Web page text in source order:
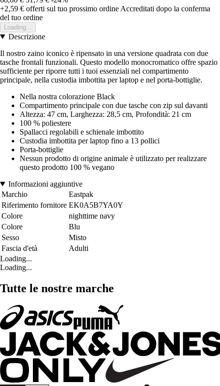
+2,59 € offerti sul tuo prossimo ordine Accreditati dopo la conferma
del tuo ordine
Loading...
Descrizione
Il nostro zaino iconico è ripensato in una versione quadrata con due
tasche frontali funzionali. Questo modello monocromatico offre spazio
sufficiente per riporre tutti i tuoi essenziali nel compartimento
principale, nella custodia imbottita per laptop e nel porta-bottiglie.
Nella nostra colorazione Black
Compartimento principale con due tasche con zip sul davanti
Altezza: 47 cm, Larghezza: 28,5 cm, Profondità: 21 cm
100 % poliestere
Spallacci regolabili e schienale imbottito
Custodia imbottita per laptop fino a 13 pollici
Porta-bottiglie
Nessun prodotto di origine animale è utilizzato per realizzare
questo prodotto 100 % vegano
Informazioni aggiuntive
Marchio
Eastpak
Riferimento fornitore EK0A5B7YA0Y
Colore
nighttime navy
Colore
Blu
Sesso
Misto
Fascia d'età
Adulti
Loading...
Loading...
Tutte le nostre marche